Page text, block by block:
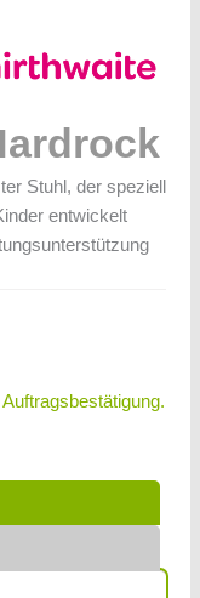
Stuhl, der speziell
entwickelt